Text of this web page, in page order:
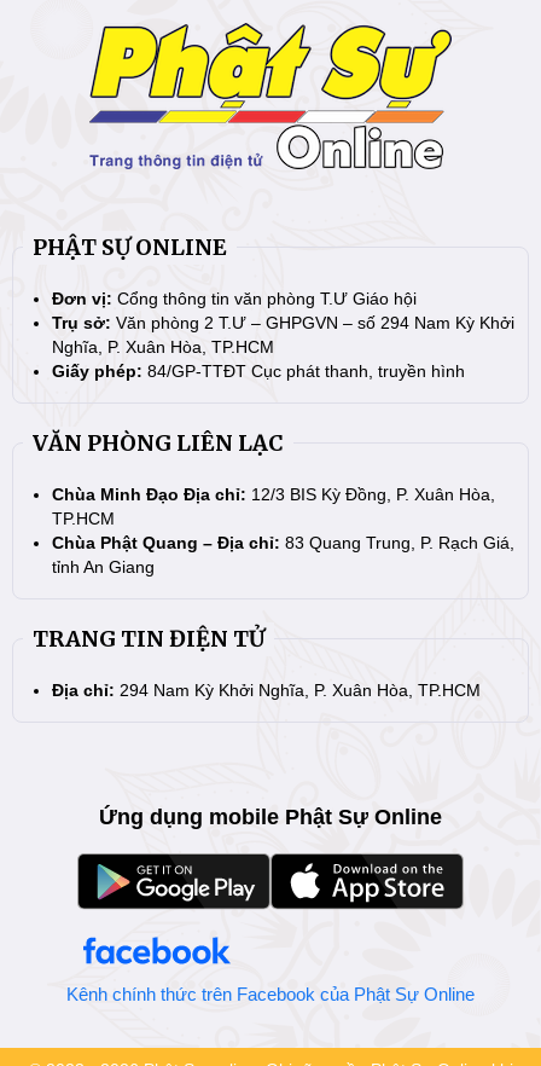
PHẬT SỰ ONLINE
Đơn vị: Cổng thông tin văn phòng T.Ư Giáo hội
Trụ sở: Văn phòng 2 T.Ư – GHPGVN – số 294 Nam Kỳ Khởi
Nghĩa, P. Xuân Hòa, TP.HCM
Giấy phép: 84/GP-TTĐT Cục phát thanh, truyền hình
VĂN PHÒNG LIÊN LẠC
Chùa Minh Đạo Địa chỉ: 12/3 BIS Kỳ Đồng, P. Xuân Hòa,
TP.HCM
Chùa Phật Quang – Địa chỉ: 83 Quang Trung, P. Rạch Giá,
tỉnh An Giang
TRANG TIN ĐIỆN TỬ
Địa chỉ: 294 Nam Kỳ Khởi Nghĩa, P. Xuân Hòa, TP.HCM
Ứng dụng mobile Phật Sự Online
Kênh chính thức trên Facebook của Phật Sự Online